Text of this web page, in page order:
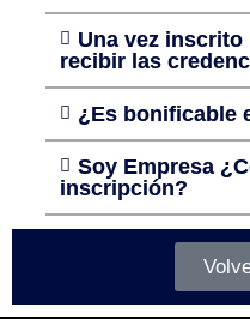
Una vez inscrito
recibir las
¿Es bonificable
Soy Empresa
inscripción?